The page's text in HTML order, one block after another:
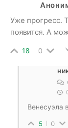
Уже прогресс.
появится. А
18 0
Венесуэла
5 0